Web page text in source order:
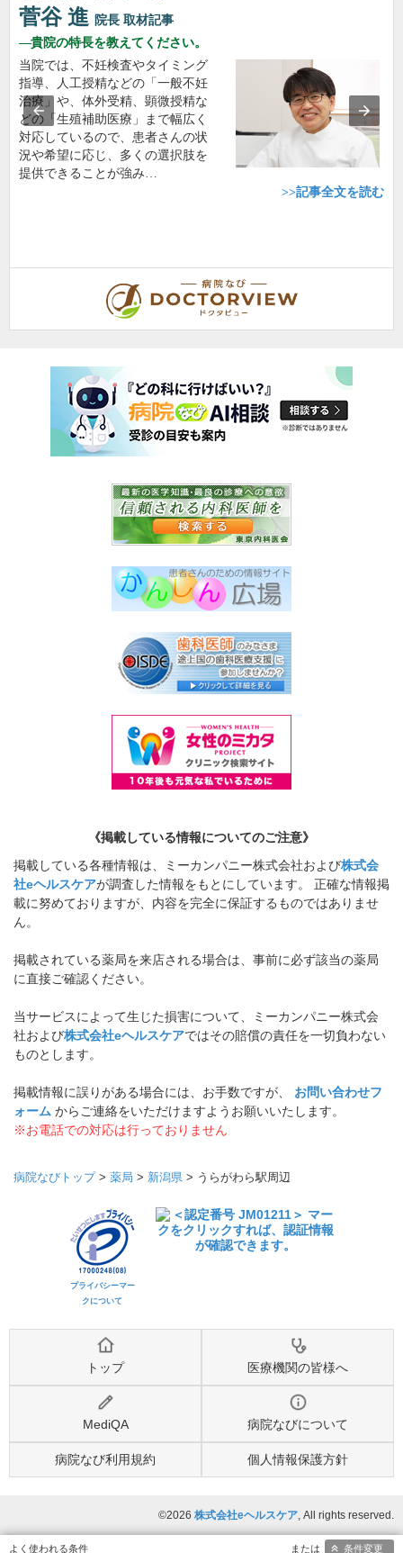
菅谷 進 院長 取材記事
貴院の特長を教えてください。
当院では、不妊検査やタイミング
指導、人工授精などの「一般不妊
治療」や、体外受精、顕微授精な
どの「生殖補助医療」まで幅広く
対応しているので、患者さんの状
況や希望に応じ、多くの選択肢を
提供できることが強み…
>>記事全文を読む
《掲載している情報についてのご注意》
掲載している各種情報は、ミーカンパニー株式会社および株式会
社eヘルスケアが調査した情報をもとにしています。 正確な情報掲
載に努めておりますが、内容を完全に保証するものではありませ
ん。
掲載されている薬局を来店される場合は、事前に必ず該当の薬局
に直接ご確認ください。
当サービスによって生じた損害について、ミーカンパニー株式会
社および株式会社eヘルスケアではその賠償の責任を一切負わない
ものとします。
掲載情報に誤りがある場合には、お手数ですが、 お問い合わせフ
ォーム からご連絡をいただけますようお願いいたします。
※お電話での対応は行っておりません
病院なびトップ> 薬局 > 新潟県 > うらがわら駅周辺
プライバシーマー
クについて
トップ 医療機関の皆様へ
MediQA 病院なびについて
病院なび利用規約 個人情報保護方針
©2026 株式会社eヘルスケア, All rights reserved.
条件変更